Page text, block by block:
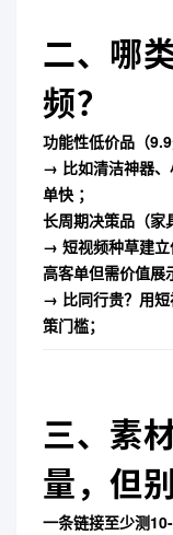
二、哪
频？
功能性低价品 （
→ 比如清洁神器、
单快 ；
长周期决策品 （
→ 短视频种草建立
高客单但需价值展
→ 比同行贵？用短
策门槛；
三、素
量，但
一条链接至少测